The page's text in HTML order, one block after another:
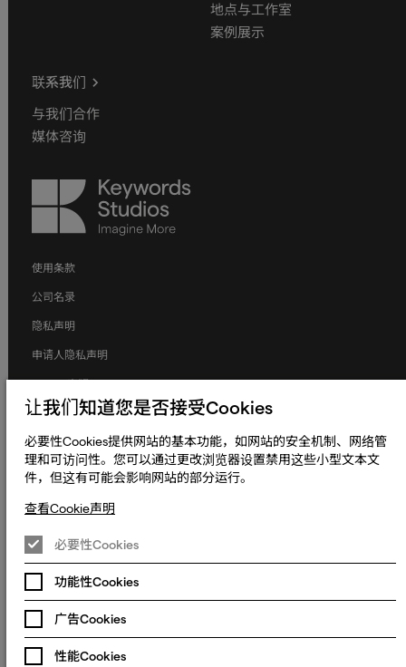
地点与工作室
案例展示
联系我们
与我们合作
媒体咨询
Keywords
Studios
使用条款
公司名录
隐私声明
申请人隐私声明
条款和条件
人权与劳工权益
全球政策
无障碍声明
Dublin 18, Dublin Ireland.
31010902003465号
沪**ICP**备**2022022064**号**-1**
沪公网安备**31010902003465**号**
让我们知道您是否接受Cookies
必要性Cookies提供网站的基本功能，如网站的安全机制、网络管
理和可访问性。您可以通过更改浏览器设置禁用这些小型文本文
件，但这有可能会影响网站的部分运行。
查看Cookie声明
必要性Cookies
功能性Cookies
广告Cookies
性能Cookies